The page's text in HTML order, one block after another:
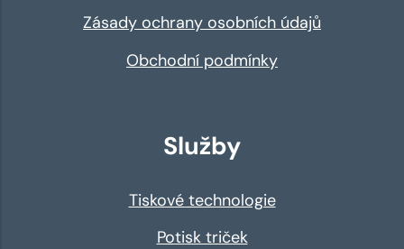
Zásady ochrany osobních údajů
Obchodní podmínky
Služby
Tiskové technologie
Potisk triček